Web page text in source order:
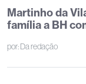
Martinho da
família a BH
por:Da redação